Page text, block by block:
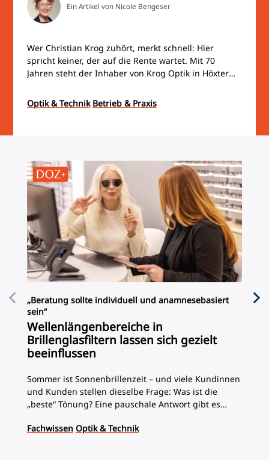
Ein Artikel von Nicole Bengeser
Wer Christian Krog zuhört, merkt schnell: Hier
spricht keiner, der auf die Rente wartet. Mit 70
Jahren steht der Inhaber von Krog Optik in Höxter
Fortbildungen und diskutiert begeistert über
Optometrie. Dabei hätte alles auch ganz anders
Optik & Technik Betrieb & Praxis
„Beratung sollte individuell und anamnesebasiert
sein“
Wellenlängenbereiche in
Brillenglasfiltern lassen sich gezielt
beeinflussen
Sommer ist Sonnenbrillenzeit – und viele Kundinnen
und Kunden stellen dieselbe Frage: Was ist die
„beste“ Tönung? Eine pauschale Antwort gibt es
Licht auf die Augen wirkt und wann welche
Fachwissen Optik & Technik